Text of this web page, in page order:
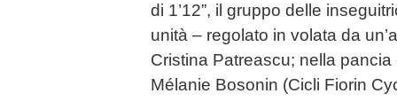
di 1’12”, il gruppo delle
unità – regolato in volata da
Cristina Patreascu; nella
Mélanie Bosonin (Cicli Fiorin